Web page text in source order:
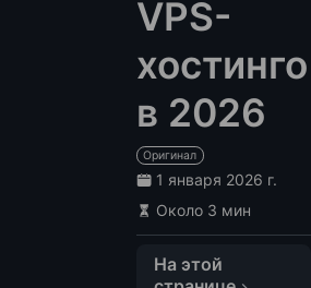
VPS-
хостинго
в 2026
Оригинал
1 января 2026 г.
Около 3 мин
На этой